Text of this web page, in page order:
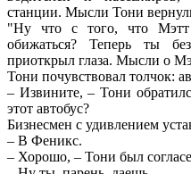
станции. Мысли Тони
"Ну что с того, что Мэтт
обижаться? Теперь ты
приоткрыл глаза. Мысли о
Тони почувствовал толчок:
– Извините, – Тони
этот автобус?
Бизнесмен с удивлением
– В Феникс.
– Хорошо, – Тони был